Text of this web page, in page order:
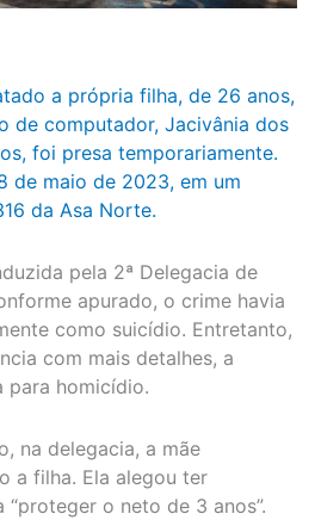
a própria filha, de 26 anos,
de computador, Jacivânia dos
foi presa temporariamente.
de maio de 2023, em um
da Asa Norte.
pela 2ª Delegacia de
apurado, o crime havia
como suicídio. Entretanto,
com mais detalhes, a
homicídio.
na delegacia, a mãe
a filha. Ela alegou ter
o neto de 3 anos”.